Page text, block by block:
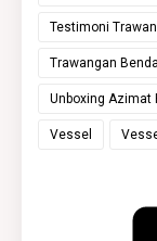
Testimoni
Trawangan Benda
Unboxing Azimat
Vessel